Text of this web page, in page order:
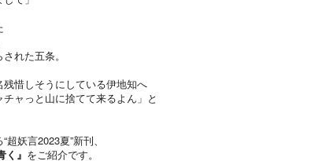
れた五条。
惜しそうにしている伊地知へ
ャっと山に捨てて来るよん」と
妖言2023夏”新刊、
く』 をご紹介です。